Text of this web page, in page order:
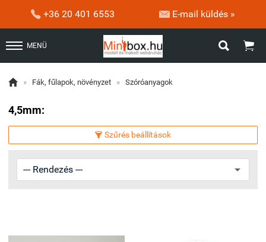
 +36 20 401 6553  E-mail küldés »
MENÜ  
 » Fák, fűlapok, növényzet » Szóróanyagok
4,5mm:
 Szűrés beállítások